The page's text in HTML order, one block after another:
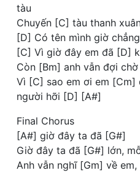
tàu
Chuyến [C] tàu thanh
[D] Có tên mình giờ
[C] Vì giờ đây em đã [D]
Còn [Bm] anh vẫn đợi
Vì [C] sao em ơi em [Cm]
người hỡi [D] [A#]
Final Chorus
[A#] giờ đây ta đã [G#]
Giờ đây ta đã [G#] lớn,
Anh vẫn nghĩ [Gm] về